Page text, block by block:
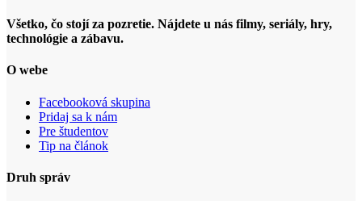
Všetko, čo stojí za pozretie. Nájdete u nás filmy, seriály, hry,
technológie a zábavu.
O webe
Facebooková skupina
Pridaj sa k nám
Pre študentov
Tip na článok
Druh správ